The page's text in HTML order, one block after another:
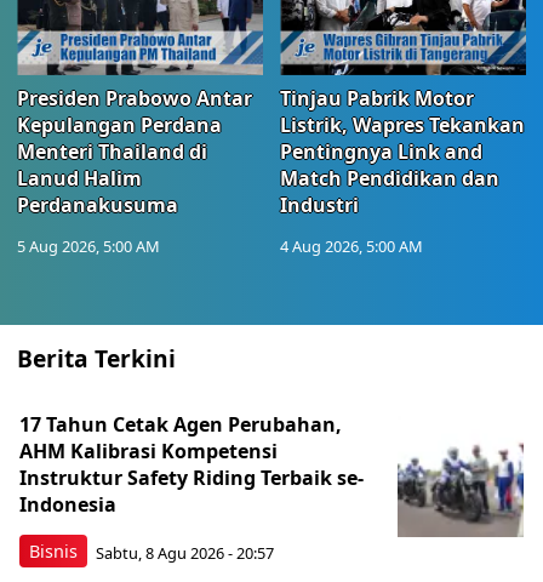
Presiden Prabowo Antar
Kepulangan Perdana
Menteri Thailand di
Lanud Halim
Perdanakusuma
5 Aug 2026, 5:00 AM
Tinjau Pabrik Motor
Listrik, Wapres Tekankan
Pentingnya Link and
Match Pendidikan dan
Industri
4 Aug 2026, 5:00 AM
Berita Terkini
Bisnis
17 Tahun Cetak Agen Perubahan,
AHM Kalibrasi Kompetensi
Instruktur Safety Riding Terbaik se-
Indonesia
Sabtu, 8 Agu 2026 - 20:57